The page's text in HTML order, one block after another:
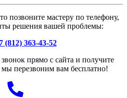
позвоните мастеру по телефону,
решения вашей проблемы:
(812) 363-43-52
прямо с сайта и получите
перезвоним вам бесплатно!